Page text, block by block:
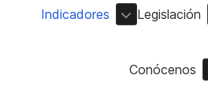
Indicadores Legislación
Conócenos